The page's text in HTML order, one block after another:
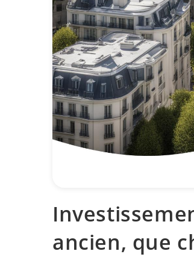
ancien, que